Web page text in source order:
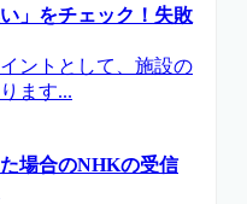
」をチェック！失敗
ントとして、施設の
ます...
場合のNHKの受信